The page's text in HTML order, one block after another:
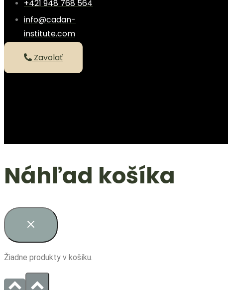
+421 948 768 564
info@cadan-
institute.com
Zavolať
Náhľad košíka
Žiadne produkty v košíku.